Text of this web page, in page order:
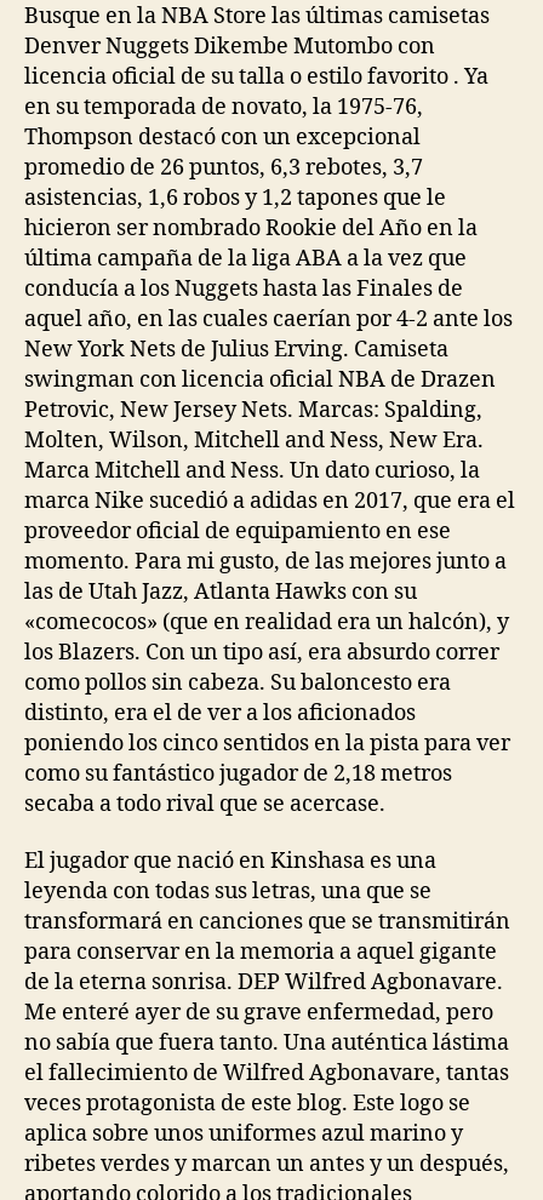
Busque en la NBA Store las últimas camisetas
Denver Nuggets Dikembe Mutombo con
licencia oficial de su talla o estilo favorito . Ya
en su temporada de novato, la 1975-76,
Thompson destacó con un excepcional
promedio de 26 puntos, 6,3 rebotes, 3,7
asistencias, 1,6 robos y 1,2 tapones que le
hicieron ser nombrado Rookie del Año en la
última campaña de la liga ABA a la vez que
conducía a los Nuggets hasta las Finales de
aquel año, en las cuales caerían por 4-2 ante los
New York Nets de Julius Erving. Camiseta
swingman con licencia oficial NBA de Drazen
Petrovic, New Jersey Nets. Marcas: Spalding,
Molten, Wilson, Mitchell and Ness, New Era.
Marca Mitchell and Ness. Un dato curioso, la
marca Nike sucedió a adidas en 2017, que era el
proveedor oficial de equipamiento en ese
momento. Para mi gusto, de las mejores junto a
las de Utah Jazz, Atlanta Hawks con su
«comecocos» (que en realidad era un halcón), y
los Blazers. Con un tipo así, era absurdo correr
como pollos sin cabeza. Su baloncesto era
distinto, era el de ver a los aficionados
poniendo los cinco sentidos en la pista para ver
como su fantástico jugador de 2,18 metros
secaba a todo rival que se acercase.
El jugador que nació en Kinshasa es una
leyenda con todas sus letras, una que se
transformará en canciones que se transmitirán
para conservar en la memoria a aquel gigante
de la eterna sonrisa. DEP Wilfred Agbonavare.
Me enteré ayer de su grave enfermedad, pero
no sabía que fuera tanto. Una auténtica lástima
el fallecimiento de Wilfred Agbonavare, tantas
veces protagonista de este blog. Este logo se
aplica sobre unos uniformes azul marino y
ribetes verdes y marcan un antes y un después,